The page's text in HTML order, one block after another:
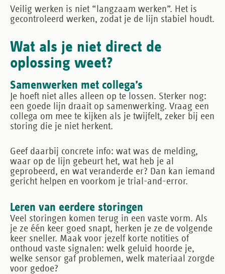
Veilig werken is niet “langzaam werken”. Het is
gecontroleerd werken, zodat je de lijn stabiel houdt.
Wat als je niet direct de
oplossing weet?
Samenwerken met collega’s
Je hoeft niet alles alleen op te lossen. Sterker nog:
een goede lijn draait op samenwerking. Vraag een
collega om mee te kijken als je twijfelt, zeker bij een
storing die je niet herkent.
Geef daarbij concrete info: wat was de melding,
waar op de lijn gebeurt het, wat heb je al
geprobeerd, en wat veranderde er? Dan kan iemand
gericht helpen en voorkom je trial-and-error.
Leren van eerdere storingen
Veel storingen komen terug in een vaste vorm. Als
je ze één keer goed snapt, herken je ze de volgende
keer sneller. Maak voor jezelf korte notities of
onthoud vaste signalen: welk geluid hoorde je,
welke sensor gaf problemen, welk materiaal zorgde
voor gedoe?